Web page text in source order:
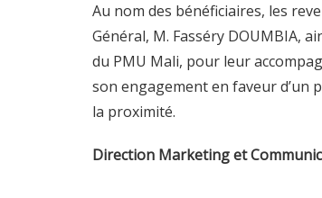
Au nom des bénéficiaires, les
Général, M. Fasséry DOUMBIA,
du PMU Mali, pour leur
son engagement en faveur d’un
la proximité.
Direction Marketing et